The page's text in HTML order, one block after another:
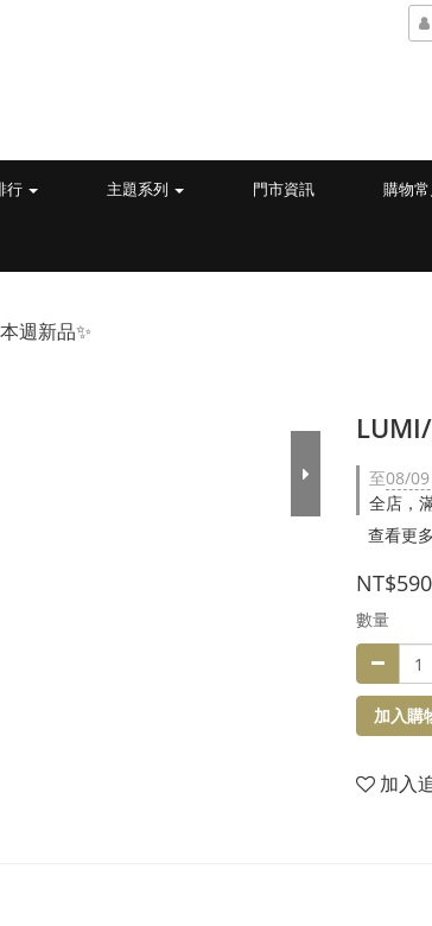
行 主題系列 門市資訊 購物
週新品✨
至08/
全店，
查看更多
NT$590
數量
加入購
加入